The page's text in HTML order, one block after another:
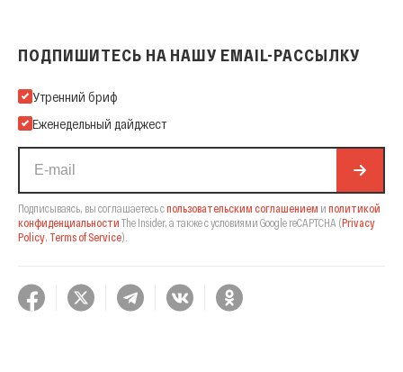
ПОДПИШИТЕСЬ НА НАШУ EMAIL-РАССЫЛКУ
Подпишитесь на нашу Email-рассылку
Утренний бриф
Еженедельный дайджест
Подписываясь, вы соглашаетесь спользовательским соглашением и политикой
конфиденциальности The Insider, а также с условиями Google reCAPTCHA (Privacy
Policy, Terms of Service).